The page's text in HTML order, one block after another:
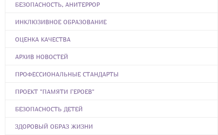
БЕЗОПАСНОСТЬ, АНИТЕРРОР
ИНКЛЮЗИВНОЕ ОБРАЗОВАНИЕ
ОЦЕНКА КАЧЕСТВА
АРХИВ НОВОСТЕЙ
ПРОФЕССИОНАЛЬНЫЕ СТАНДАРТЫ
ПРОЕКТ "ПАМЯТИ ГЕРОЕВ"
БЕЗОПАСНОСТЬ ДЕТЕЙ
ЗДОРОВЫЙ ОБРАЗ ЖИЗНИ